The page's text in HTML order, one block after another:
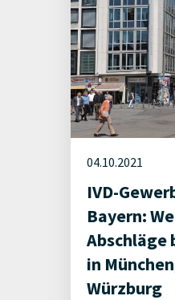
04.10.2021
IVD-
Bayern:
Abschläge
in
Würzburg